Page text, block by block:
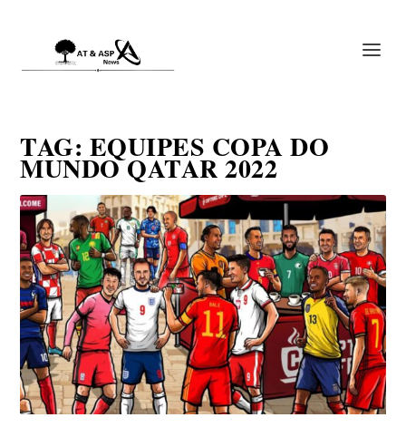
TAG: EQUIPES COPA DO
MUNDO QATAR 2022